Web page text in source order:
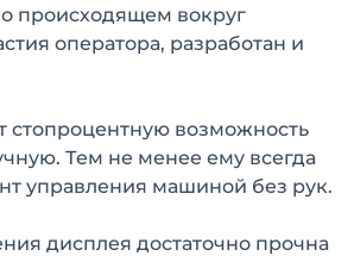
происходящем вокруг
оператора, разработан и
стопроцентную возможность
Тем не менее ему всегда
управления машиной без рук.
дисплея достаточно прочна